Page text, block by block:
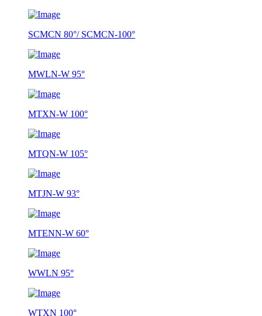
SCMCN 80°/ SCMCN-100°
MWLN-W 95°
MTXN-W 100°
MTQN-W 105°
MTJN-W 93°
MTENN-W 60°
WWLN 95°
WTXN 100°